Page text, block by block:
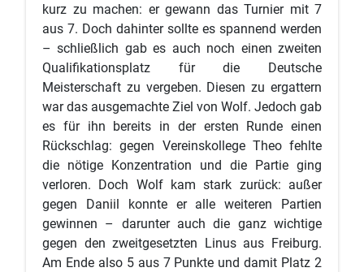
kurz zu machen: er gewann das Turnier mit 7
aus 7. Doch dahinter sollte es spannend werden
– schließlich gab es auch noch einen zweiten
Qualifikationsplatz für die Deutsche
Meisterschaft zu vergeben. Diesen zu ergattern
war das ausgemachte Ziel von Wolf. Jedoch gab
es für ihn bereits in der ersten Runde einen
Rückschlag: gegen Vereinskollege Theo fehlte
die nötige Konzentration und die Partie ging
verloren. Doch Wolf kam stark zurück: außer
gegen Daniil konnte er alle weiteren Partien
gewinnen – darunter auch die ganz wichtige
gegen den zweitgesetzten Linus aus Freiburg.
Am Ende also 5 aus 7 Punkte und damit Platz 2